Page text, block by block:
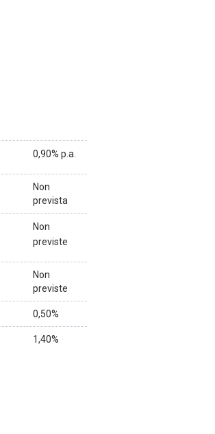
0,90% p.a.
Non
prevista
Non
previste
Non
previste
0,50%
1,40%